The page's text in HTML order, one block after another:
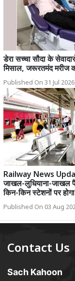
डेरा सच्चा सौदा के
मिसाल, जरूरतमंद मरीज
Published On 31 Jul
Railway News
जाखल-लुधियाना-जाखल
किन-किन स्टेशनों पर
Published On 03 Aug
Contact Us
Sach Kahoon